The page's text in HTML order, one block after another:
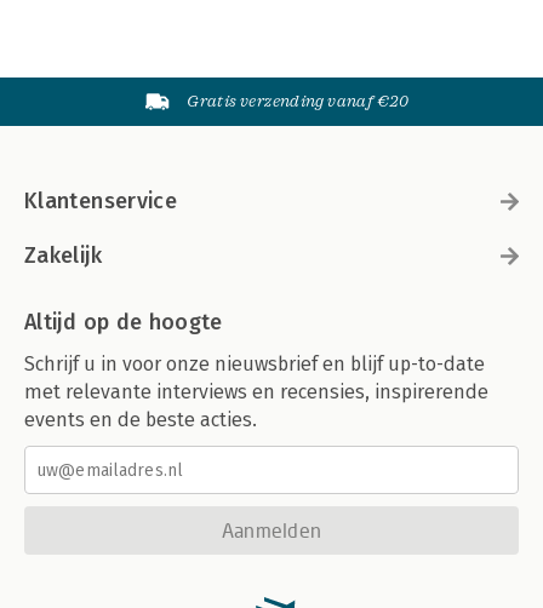
Gratis verzending vanaf €20
Klantenservice
Zakelijk
Altijd op de hoogte
Schrijf u in voor onze nieuwsbrief en blijf up-to-date
met relevante interviews en recensies, inspirerende
events en de beste acties.
Aanmelden